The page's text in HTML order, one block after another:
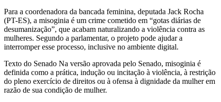
Para a coordenadora da bancada feminina, deputada Jack Rocha
(PT-ES), a misoginia é um crime cometido em “gotas diárias de
desumanização”, que acabam naturalizando a violência contra as
mulheres. Segundo a parlamentar, o projeto pode ajudar a
interromper esse processo, inclusive no ambiente digital.
Texto do Senado Na versão aprovada pelo Senado, misoginia é
definida como a prática, indução ou incitação à violência, à restrição
do pleno exercício de direitos ou à ofensa à dignidade da mulher em
razão de sua condição de mulher.